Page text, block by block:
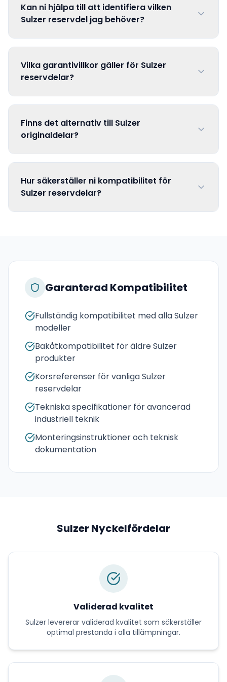
Kan ni hjälpa till att identifiera vilken
Sulzer reservdel jag behöver?
Vilka garantivillkor gäller för Sulzer
reservdelar?
Finns det alternativ till Sulzer
originaldelar?
Hur säkerställer ni kompatibilitet för
Sulzer reservdelar?
Garanterad Kompatibilitet
Fullständig kompatibilitet med alla Sulzer
modeller
Bakåtkompatibilitet för äldre Sulzer
produkter
Korsreferenser för vanliga Sulzer
reservdelar
Tekniska specifikationer för avancerad
industriell teknik
Monteringsinstruktioner och teknisk
dokumentation
Sulzer Nyckelfördelar
Validerad kvalitet
Sulzer levererar validerad kvalitet som säkerställer
optimal prestanda i alla tillämpningar.